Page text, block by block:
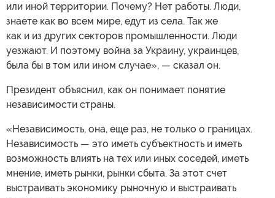
или иной территории. Почему? Нет работы. Люди,
знаете как во всем мире, едут из села. Так же
как и из других секторов промышленности. Люди
уезжают. И поэтому война за Украину, украинцев,
была бы в том или ином случае», — сказал он.
Президент объяснил, как он понимает понятие
независимости страны.
«Независимость, она, еще раз, не только о границах.
Независимость — это иметь субъектность и иметь
возможность влиять на тех или иных соседей, иметь
мнение, иметь рынки, рынки сбыта. За этот счет
выстраивать экономику рыночную и выстраивать